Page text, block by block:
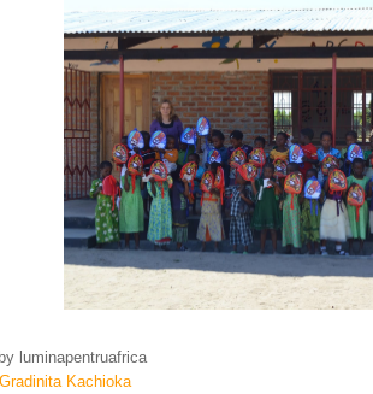
luminapentruafrica
Gradinita Kachioka